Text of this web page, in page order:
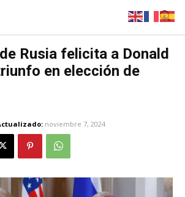
Rusia felicita a Donald
en elección de
noviembre 7, 2024